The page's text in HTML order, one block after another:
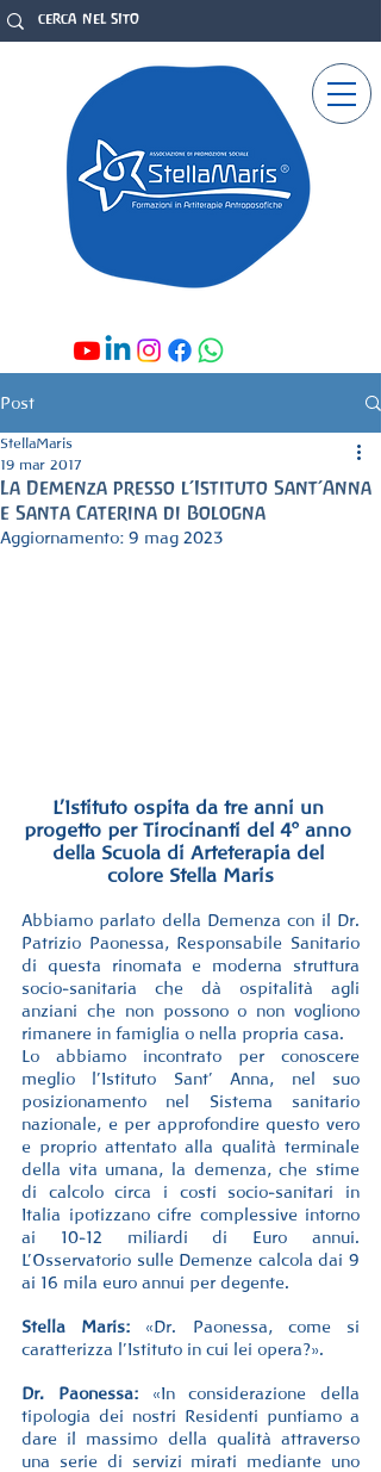
Post
La Demenza presso l’Istituto Sant’Anna
e Santa Caterina di Bologna
StellaMaris
19 mar 2017
Aggiornamento: 9 mag 2023
L’Istituto ospita da tre anni un
progetto per Tirocinanti del 4° anno
della Scuola di Arteterapia del
colore Stella Maris
Abbiamo parlato della Demenza con il Dr.
Patrizio Paonessa, Responsabile Sanitario
di questa rinomata e moderna struttura
socio-sanitaria che dà ospitalità agli
anziani che non possono o non vogliono
rimanere in famiglia o nella propria casa.
Lo abbiamo incontrato per conoscere
meglio l’Istituto Sant’ Anna, nel suo
posizionamento nel Sistema sanitario
nazionale, e per approfondire questo vero
e proprio attentato alla qualità terminale
della vita umana, la demenza, che stime
di calcolo circa i costi socio-sanitari in
Italia ipotizzano cifre complessive intorno
ai 10-12 miliardi di Euro annui.
L’Osservatorio sulle Demenze calcola dai 9
ai 16 mila euro annui per degente.
Stella Maris: «Dr. Paonessa, come si
caratterizza l’Istituto in cui lei opera?».
Dr. Paonessa: «In considerazione della
tipologia dei nostri Residenti puntiamo a
dare il massimo della qualità attraverso
una serie di servizi mirati mediante uno